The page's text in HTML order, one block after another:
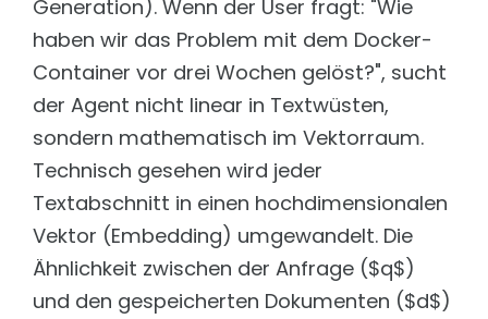
Generation). Wenn der User fragt: "Wie
haben wir das Problem mit dem Docker-
Container vor drei Wochen gelöst?", sucht
der Agent nicht linear in Textwüsten,
sondern mathematisch im Vektorraum.
Technisch gesehen wird jeder
Textabschnitt in einen hochdimensionalen
Vektor (Embedding) umgewandelt. Die
Ähnlichkeit zwischen der Anfrage ($q$)
und den gespeicherten Dokumenten ($d$)